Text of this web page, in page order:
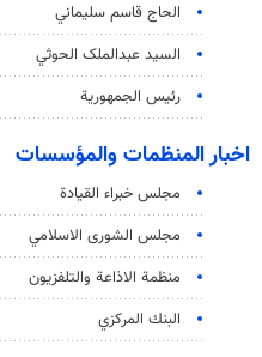
الحاج قاسم سليماني
السید عبدالملک الحوثي
رئيس الجمهورية
اخبار المنظمات والمؤسسات
مجلس خبراء القيادة
مجلس الشورى الاسلامي
منظمة الاذاعة والتلفزیون
البنك المركزي